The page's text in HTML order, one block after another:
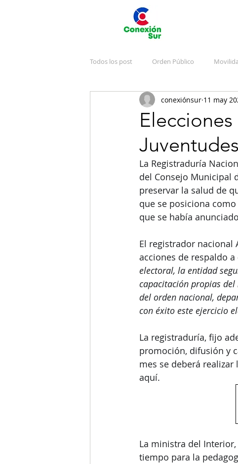
Todos los post Orden Público
Arte y Cultura Judicial
Emergencias Publicidad Vida
conexiónsur 11 may
La Registraduría
del Consejo Municipal
preservar la salud de
que se posiciona
que se había
El registrador nacional
acciones de respaldo a
electoral, la entidad
capacitación propias
del orden nacional,
con éxito este ejercicio
La registraduría, fijo
promoción, difusión y
mes se deberá
aquí.
La ministra del
tiempo para la